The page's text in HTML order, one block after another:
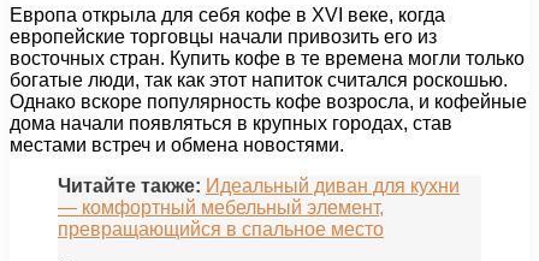
Европа открыла для себя кофе в XVI веке, когда
европейские торговцы начали привозить его из
восточных стран. Купить кофе в те времена могли только
богатые люди, так как этот напиток считался роскошью.
Однако вскоре популярность кофе возросла, и кофейные
дома начали появляться в крупных городах, став
местами встреч и обмена новостями.
Читайте также: Идеальный диван для кухни
— комфортный мебельный элемент,
превращающийся в спальное место